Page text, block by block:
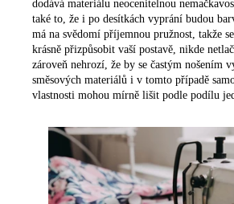
dodává materiálu neocenitelnou
také to, že i po desítkách vyprání budou
má na svědomí příjemnou pružnost, takže
krásně přizpůsobit vaší postavě, nikde
zároveň nehrozí, že by se častým nošením
směsových materiálů i v tomto případě
vlastnosti mohou mírně lišit podle podílu